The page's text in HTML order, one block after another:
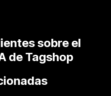
sobre el
de Tagshop